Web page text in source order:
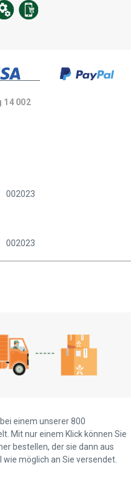
14 002
002023
002023
einem unserer 800
Mit nur einem Klick können Sie
bestellen, der sie dann aus
möglich an Sie versendet.